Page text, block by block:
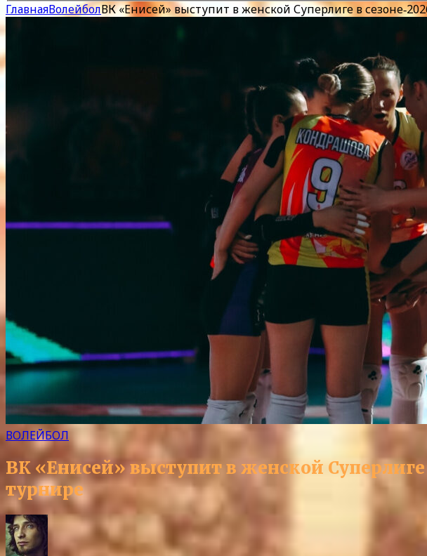
ГлавнаяВолейболВК «Енисей» выступит в женской Суперлиге в
ВОЛЕЙБОЛ
ВК «Енисей» выступит в женской Суперлиге
турнире